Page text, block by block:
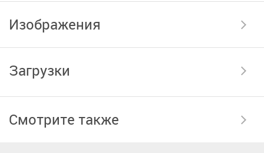
Изображения
Загрузки
Смотрите также